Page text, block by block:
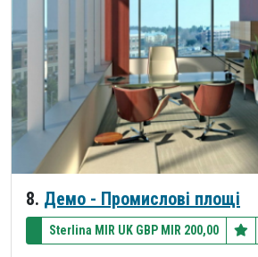
8. Демо - Промислові площі
Sterlina MIR UK GBP MIR 200,00